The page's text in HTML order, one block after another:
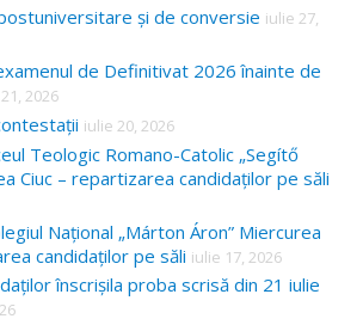
și de conversie iulie 27,
de Definitivat 2026 înainte de
2026
iulie 20, 2026
Teologic Romano-Catolic „Segítő
Ciuc – repartizarea candidaților pe săli
Național „Márton Áron” Miercurea
candidaților pe săli iulie 17, 2026
înscrișila proba scrisă din 21 iulie